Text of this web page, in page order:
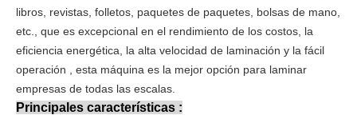
libros, revistas, folletos, paquetes de paquetes, bolsas de mano,
etc., que es excepcional en el rendimiento de los costos, la
eficiencia energética, la alta velocidad de laminación y la fácil
operación , esta máquina es la mejor opción para laminar
empresas de todas las escalas.
Principales características :